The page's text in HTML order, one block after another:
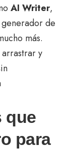
AI Writer,
de
más.
y
que
para